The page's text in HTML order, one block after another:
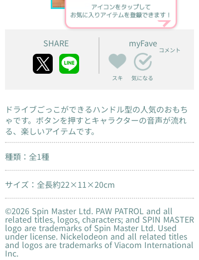
アイコンをタップして
お気に入りアイテムを登録できます！
SHARE myFave
スキ 気になる
コメント
ドライブごっこができるハンドル型の人気のおもち
ゃです。ボタンを押すとキャラクターの音声が流れ
る、楽しいアイテムです。
種類：全1種
サイズ：全長約22×11×20cm
©2026 Spin Master Ltd. PAW PATROL and all
related titles, logos, characters; and SPIN MASTER
logo are trademarks of Spin Master Ltd. Used
under license. Nickelodeon and all related titles
and logos are trademarks of Viacom International
Inc.